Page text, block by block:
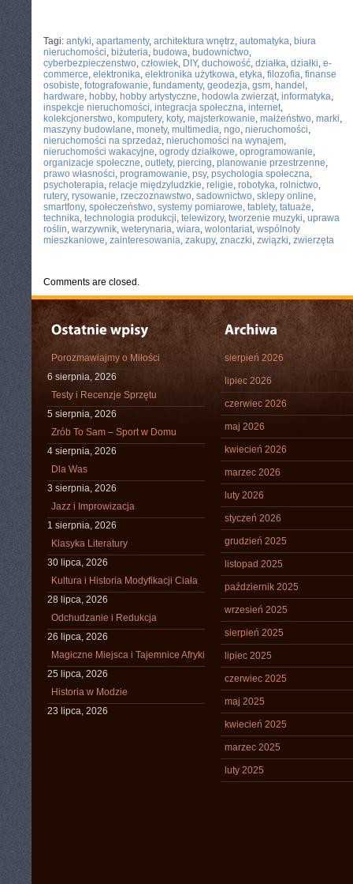
Tagi: antyki, apartamenty, architektura wnętrz, automatyka, biura
nieruchomości, biżuteria, budowa, budownictwo,
cyberbezpieczenstwo, człowiek, DIY, duchowość, działka, działki, e-
commerce, elektronika, elektronika użytkowa, etyka, filozofia, finanse
osobiste, fotografowanie, fundamenty, geodezja, gsm, handel ,
hardware, hobby, hobby artystyczne, hodowla zwierząt, informatyka,
inspekcje nieruchomości, integracja społeczna, internet,
kolekcjonerstwo, komputery, koty, majsterkowanie, małżeństwo, marki,
maszyny budowlane, monety, multimedia, ngo, nieruchomości,
nieruchomości na sprzedaż, nieruchomości na wynajem,
nieruchomości wakacyjne, ogrody działkowe, oprogramowanie,
organizacje społeczne, outlety, piercing, planowanie przestrzenne,
prawo własności, programowanie, psy, psychologia społeczna,
psychoterapia, relacje międzyludzkie, religie, robotyka, rolnictwo,
rutery, rysowanie, rzeczoznawstwo, sadownictwo, sklepy online,
smartfony, społeczeństwo, systemy pomiarowe, tablety, tatuaże,
technika, technologia produkcji, telewizory, tworzenie muzyki, uprawa
roślin, warzywnik, weterynaria, wiara, wolontariat, wspólnoty
mieszkaniowe, zainteresowania, zakupy, znaczki, związki, zwierzęta
Comments are closed.
Porozmawiajmy o Miłości
6 sierpnia, 2026
Testy i Recenzje Sprzętu
5 sierpnia, 2026
Zrób To Sam – Sport w Domu
4 sierpnia, 2026
Dla Was
3 sierpnia, 2026
Jazz i Improwizacja
1 sierpnia, 2026
Klasyka Literatury
30 lipca, 2026
Kultura i Historia Modyfikacji Ciała
28 lipca, 2026
Odchudzanie i Redukcja
26 lipca, 2026
Magiczne Miejsca i Tajemnice Afryki
25 lipca, 2026
Historia w Modzie
23 lipca, 2026
sierpień 2026
lipiec 2026
czerwiec 2026
maj 2026
kwiecień 2026
marzec 2026
luty 2026
styczeń 2026
grudzień 2025
listopad 2025
październik 2025
wrzesień 2025
sierpień 2025
lipiec 2025
czerwiec 2025
maj 2025
kwiecień 2025
marzec 2025
luty 2025